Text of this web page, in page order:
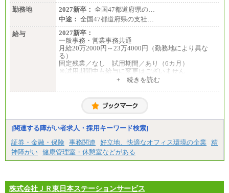
勤務地
2027新卒： 全国47都道府県の…
中途： 全国47都道府県の支社…
給与
2027新卒：
一般事務・営業事務共通
月給20万2000円～23万4000円（勤務地により異な
る）
固定残業／なし 試用期間／あり（6カ月）
※試用期間中も給与に変更はございません
月給20万2000円～23万4000円（勤務地により異な
固定残業／なし 試用期間／あり（6か月）
+ 続きを読む
[関連する障がい者求人・採用キーワード検索]
証券・金融・保険 事務関連 好立地、快適なオフィス環境の企業
精
神障がい 健康管理室・休憩室などがある
株式会社ＪＲ東日本ステーションサービス